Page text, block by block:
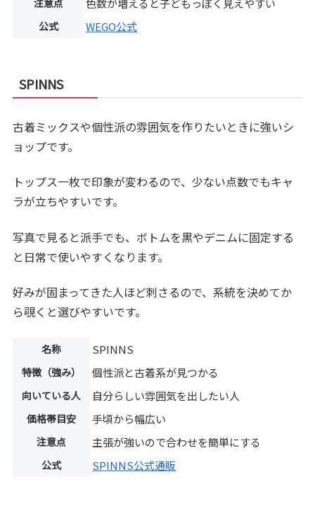
注意点 色数が増えると子どもっぽく見えやすい
公式 WEGO公式
SPINNS
古着ミックスや個性派の雰囲気を作りたいときに強いシ
ョップです。
トップス一枚で印象が変わるので、少ない点数でもキャ
ラが立ちやすいです。
写真で見ると派手でも、ボトムを黒やデニムに固定する
と日常で使いやすくなります。
好みが固まってきた人ほど刺さるので、系統を決めてか
ら覗くと選びやすいです。
名称 SPINNS
特徴（強み） 個性派と古着系が見つかる
向いている人 自分らしい雰囲気を出したい人
価格帯目安 手頃から幅広い
注意点 主張が強いので合わせを簡単にする
公式 SPINNS公式通販